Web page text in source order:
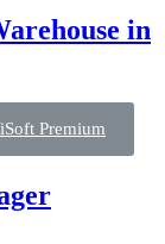
in
Premium